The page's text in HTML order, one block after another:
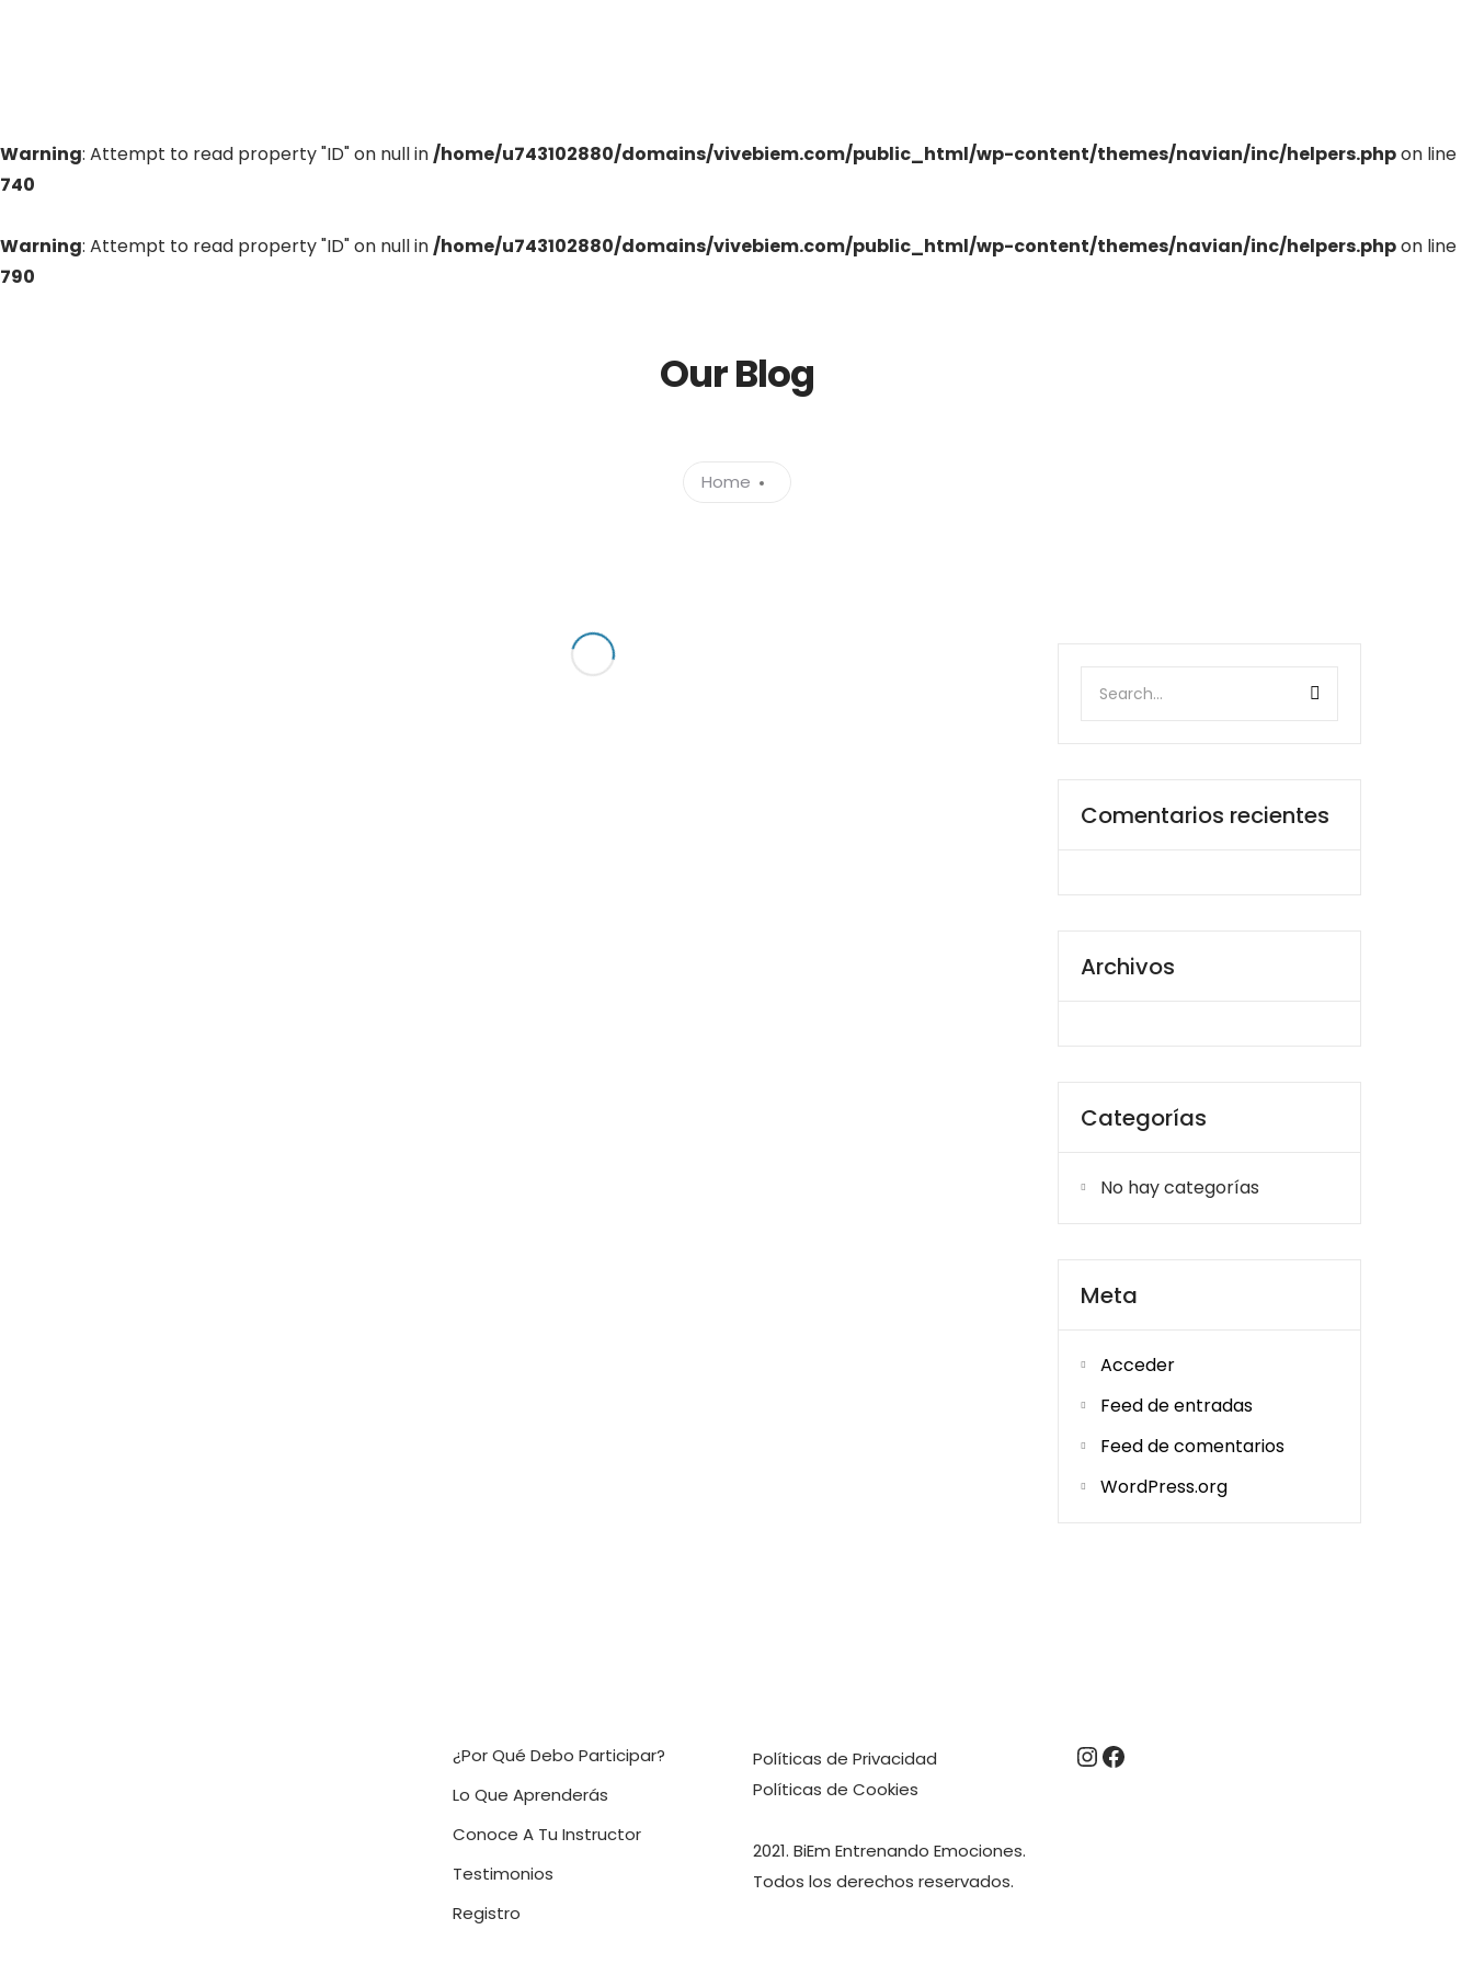
Warning: Attempt to read property "ID" on null in/home/u743102880/domains/vivebiem.com/public_html/wp-content/themes/navian/inc/helpers.phpon line
740
Warning: Attempt to read property "ID" on null in/home/u743102880/domains/vivebiem.com/public_html/wp-content/themes/navian/inc/helpers.phpon line
790
Our Blog
Home
Comentarios recientes
Archivos
Categorías
No hay categorías
Meta
Acceder
Feed de entradas
Feed de comentarios
WordPress.org
¿Por Qué Debo Participar?
Lo Que Aprenderás
Conoce A Tu Instructor
Testimonios
Registro
Políticas de Privacidad
Políticas de Cookies
2021. BiEm Entrenando Emociones.
Todos los derechos reservados.